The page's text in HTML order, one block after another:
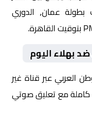
عمان, الدوري
بهلاء اليوم
العربي عبر قناة غير
كاملة مع تعليق صوتي